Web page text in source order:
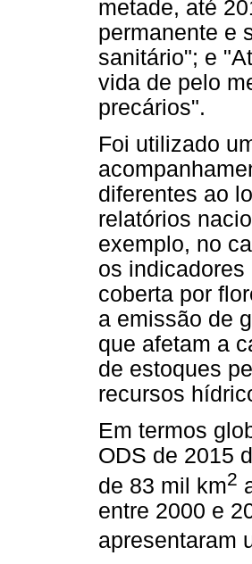
metade, até
permanente e
sanitário"; e
vida de pelo
precários".
Foi utilizado
diferentes ao
relatórios
exemplo, no
os
coberta por
a emissão de
que afetam a
de estoques
recursos
Em termos
ODS de 2015
de 83 mil km2
entre 2000 e
apresentaram